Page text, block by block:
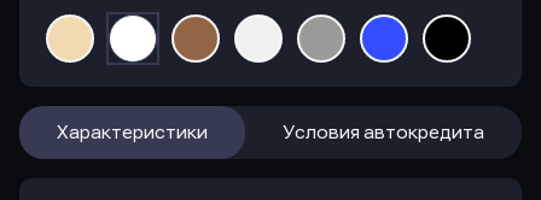
Характеристики Условия автокредита